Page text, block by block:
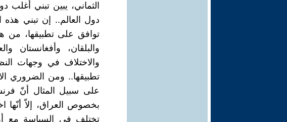
الثماني، يبين تبني
دول العالم.. إن تبني
توافق على تطبيقها، من
والبلقان، وأفغانستان
والاختلاف في وجهات
تطبيقها.. ومن الضروري
على سبيل المثال أنّ
بخصوص العراق، إلاّ أنّها
تختلف في السياسة مع